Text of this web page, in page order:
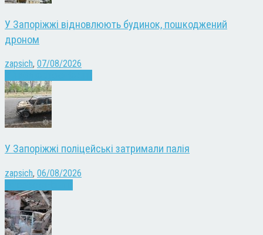
У Запоріжжі відновлюють будинок, пошкоджений
дроном
zapsich, 07/08/2026
У Запоріжжі поліцейські затримали палія
zapsich, 06/08/2026